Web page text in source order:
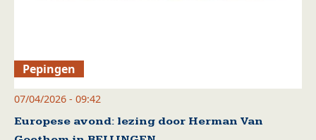
Pepingen
07/04/2026 - 09:42
Europese avond: lezing door Herman Van